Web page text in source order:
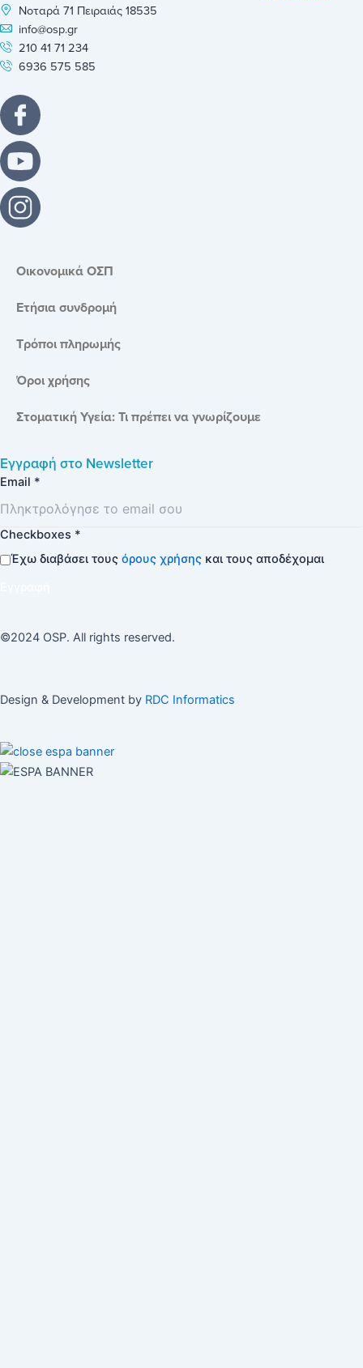
Νοταρά 71 Πειραιάς 18535
info@osp.gr
210 41 71 234
6936 575 585
Οικονομικά ΟΣΠ
Ετήσια συνδρομή
Τρόποι πληρωμής
Όροι χρήσης
Στοματική Υγεία: Τι πρέπει να γνωρίζουμε
Εγγραφή στο Newsletter
Email *
Checkboxes *
Έχω διαβάσει τους όρους χρήσης και τους αποδέχομαι
©2024 OSP. All rights reserved.
Design & Development by RDC Informatics